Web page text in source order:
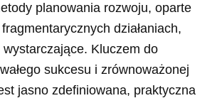
planowania rozwoju, oparte
działaniach,
Kluczem do
sukcesu i zrównoważonej
jasno zdefiniowana, praktyczna